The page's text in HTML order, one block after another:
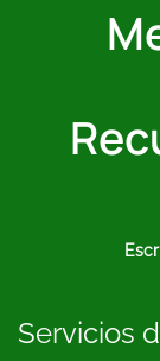
Servicios